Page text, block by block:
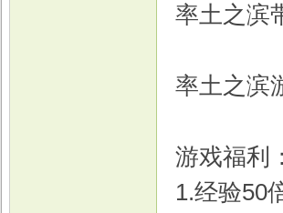
率土之滨
率土之滨
游戏福利
1.经验50